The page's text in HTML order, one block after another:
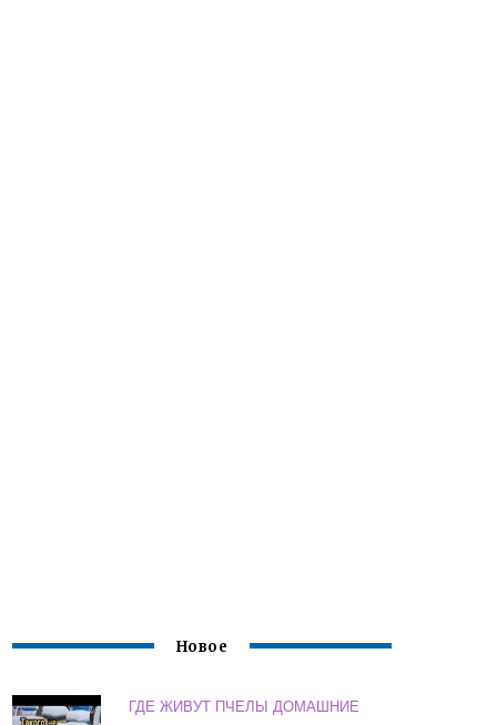
Новое
ГДЕ ЖИВУТ ПЧЕЛЫ ДОМАШНИЕ